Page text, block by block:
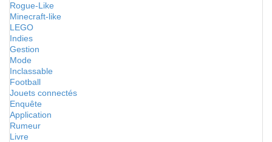
Rogue-Like
Minecraft-like
LEGO
Indies
Gestion
Mode
Inclassable
Football
Jouets connectés
Enquête
Application
Rumeur
Livre